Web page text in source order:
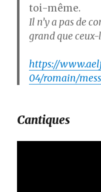
toi-même.
Il n’y a pas de
grand que
https://
04/romain/
Cantiques